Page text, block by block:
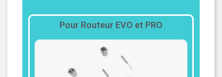
Pour Routeur EVO et PRO